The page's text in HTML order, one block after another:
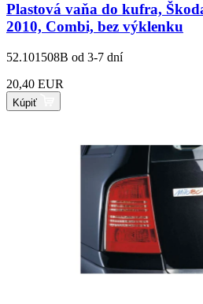
Plastová vaňa do kufra,
2010, Combi, bez výklenku
52.101508B od 3-7 dní
20,40 EUR
Kúpiť